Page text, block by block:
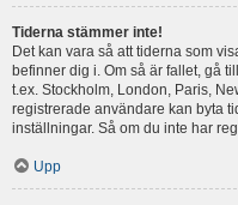
Tiderna stämmer inte!
Det kan vara så att tiderna som
befinner dig i. Om så är fallet, gå
t.ex. Stockholm, London, Paris,
registrerade användare kan byta
inställningar. Så om du inte har
Upp